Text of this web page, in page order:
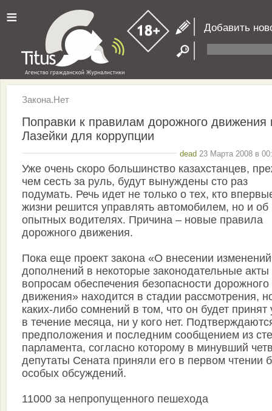
≡ Добавить
Закона.Нет
Поправки к правилам дорожного движения
Лазейки для коррупции
dead 23 Марта 2008 в
Уже очень скоро большинство казахстанцев,
чем сесть за руль, будут вынуждены сто раз
подумать. Речь идет не только о тех, кто
жизни решится управлять автомобилем, но и об
опытных водителях. Причина – новые правила
дорожного движения.
Пока еще проект закона «О внесении
дополнений в некоторые законодательные акты
вопросам обеспечения безопасности дорожного
движения» находится в стадии рассмотрения,
каких-либо сомнений в том, что он будет принят
в течение месяца, ни у кого нет.
предположения и последним сообщением из
парламента, согласно которому в минувший
депутаты Сената приняли его в первом чтении
особых обсуждений.
11000 за непропущенного пешехода